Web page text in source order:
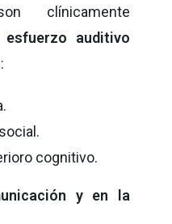
clínicamente
esfuerzo auditivo
:
cognitivo.
y en la